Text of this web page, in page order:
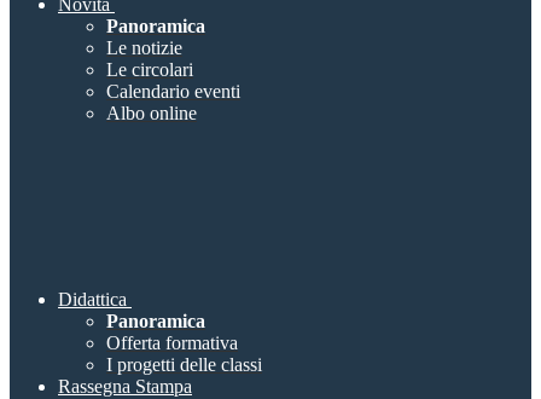
Novità
Panoramica
Le notizie
Le circolari
Calendario eventi
Albo online
Didattica
Panoramica
Offerta formativa
I progetti delle classi
Rassegna Stampa